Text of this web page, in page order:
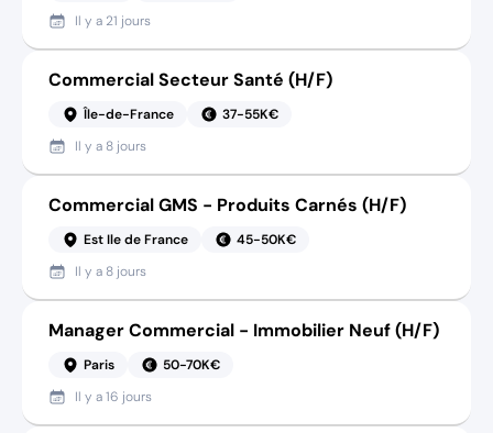
Il y a 21 jours
Commercial Secteur Santé (H/F)
Île-de-France
37-55K€
Il y a 8 jours
Commercial GMS - Produits Carnés (H/F)
Est Ile de France
45-50K€
Il y a 8 jours
Manager Commercial - Immobilier Neuf (H/F)
Paris
50-70K€
Il y a16 jours